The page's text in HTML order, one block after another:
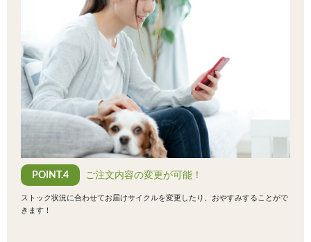
POINT.4 ご注文内容の変更が可能！
ストック状況に合わせてお届けサイクルを変更したり、おやすみすることがで
きます！